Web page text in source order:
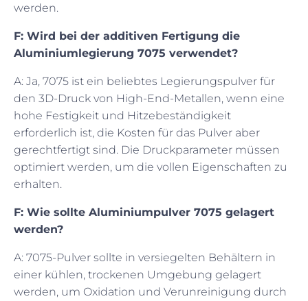
werden.
F: Wird bei der additiven Fertigung die
Aluminiumlegierung 7075 verwendet?
A: Ja, 7075 ist ein beliebtes Legierungspulver für
den 3D-Druck von High-End-Metallen, wenn eine
hohe Festigkeit und Hitzebeständigkeit
erforderlich ist, die Kosten für das Pulver aber
gerechtfertigt sind. Die Druckparameter müssen
optimiert werden, um die vollen Eigenschaften zu
erhalten.
F: Wie sollte Aluminiumpulver 7075 gelagert
werden?
A: 7075-Pulver sollte in versiegelten Behältern in
einer kühlen, trockenen Umgebung gelagert
werden, um Oxidation und Verunreinigung durch